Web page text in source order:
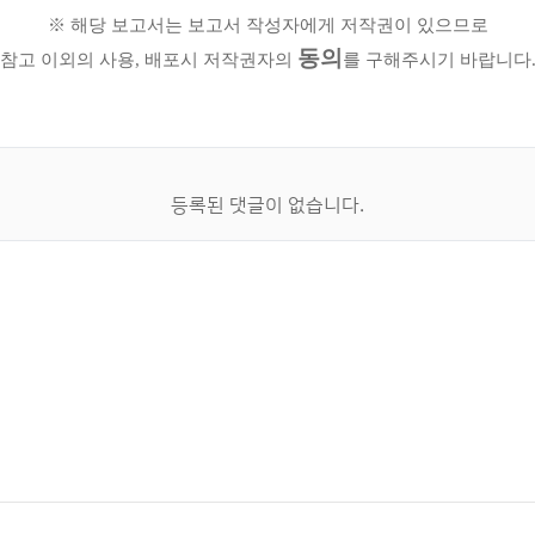
※ 해당 보고서는 보고서 작성자에게 저작권이 있으므로
참고 이외의 사용, 배포시 저작권자의 동의 를 구해주시기 바랍니다.
등록된 댓글이 없습니다.